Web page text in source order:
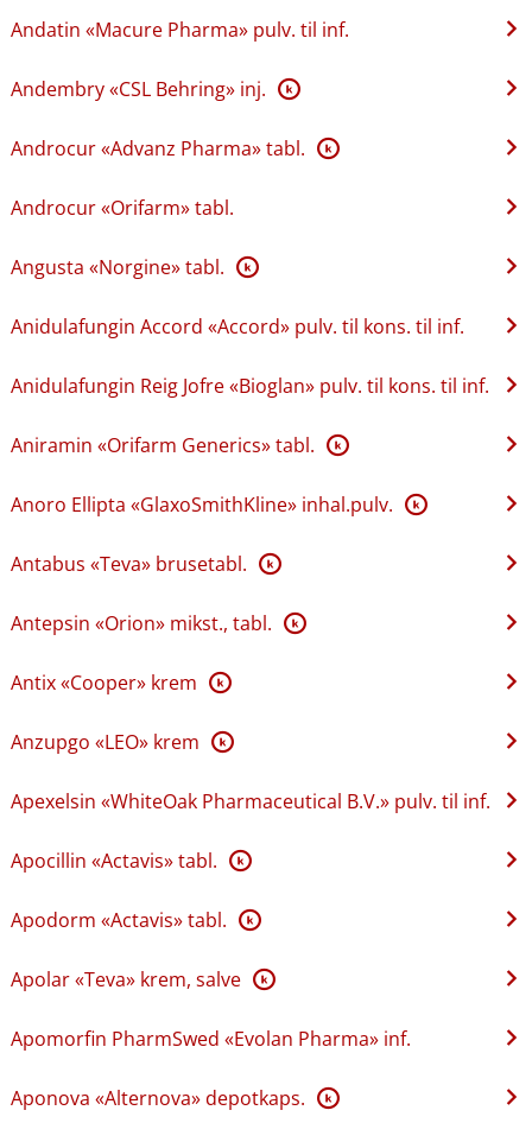
Andatin «Macure Pharma» pulv. til inf.
Andembry «CSL Behring» inj. K
Androcur «Advanz Pharma» tabl. K
Androcur «Orifarm» tabl.
Angusta «Norgine» tabl. K
Anidulafungin Accord «Accord» pulv. til kons. til inf.
Anidulafungin Reig Jofre «Bioglan» pulv. til kons. til inf.
Aniramin «Orifarm Generics» tabl. K
Anoro Ellipta «GlaxoSmithKline» inhal.pulv. K
Antabus «Teva» brusetabl. K
Antepsin «Orion» mikst., tabl. K
Antix «Cooper» krem K
Anzupgo «LEO» krem K
Apexelsin «WhiteOak Pharmaceutical B.V.» pulv. til inf.
Apocillin «Actavis» tabl. K
Apodorm «Actavis» tabl. K
Apolar «Teva» krem, salve K
Apomorfin PharmSwed «Evolan Pharma» inf.
Aponova «Alternova» depotkaps. K